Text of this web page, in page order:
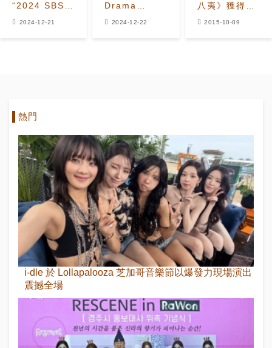
“2024 SBS
Drama
2024-12-21
Drama
Awards'嘅得
2024-12-22
八夷》獲得最
優秀演技獎 卻
2015-10-09
熱門
i-dle 於 Lollapalooza 芝加哥音樂節以爆發力現場演出
震撼全場